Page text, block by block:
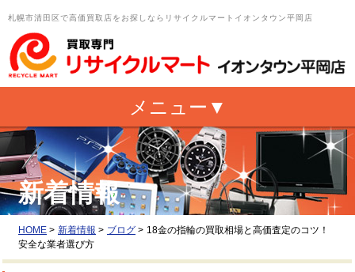
札幌市清田区で高価買取店をお探しならリサイクルマートイオンタウン平岡店
新着情報
HOME > 新着情報 > ブログ > 18金の指輪の買取相場と高価査定のコツ！
安全な業者選び方